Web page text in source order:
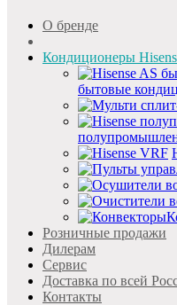
О бренде
Кондиционеры
бытовые
Розничные продажи
Дилерам
Cервис
Доставка по всей
Контакты